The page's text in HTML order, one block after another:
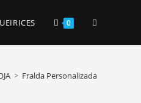
0 TOGGLE
> Fralda Personalizada